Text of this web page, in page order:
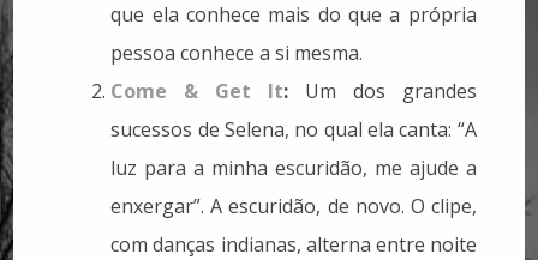
que ela conhece mais do que a própria
pessoa conhece a si mesma.
Come & Get It: Um dos grandes
sucessos de Selena, no qual ela canta: “A
luz para a minha escuridão, me ajude a
enxergar”. A escuridão, de novo. O clipe,
com danças indianas, alterna entre noite